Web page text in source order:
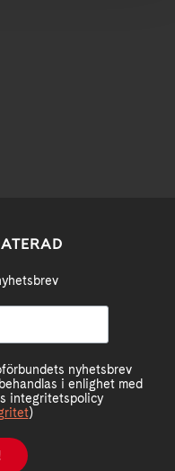
nyhetsbrev
i enlighet med
integritetspolicy
)